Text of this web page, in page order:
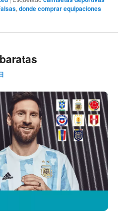
,donde comprar equipaciones